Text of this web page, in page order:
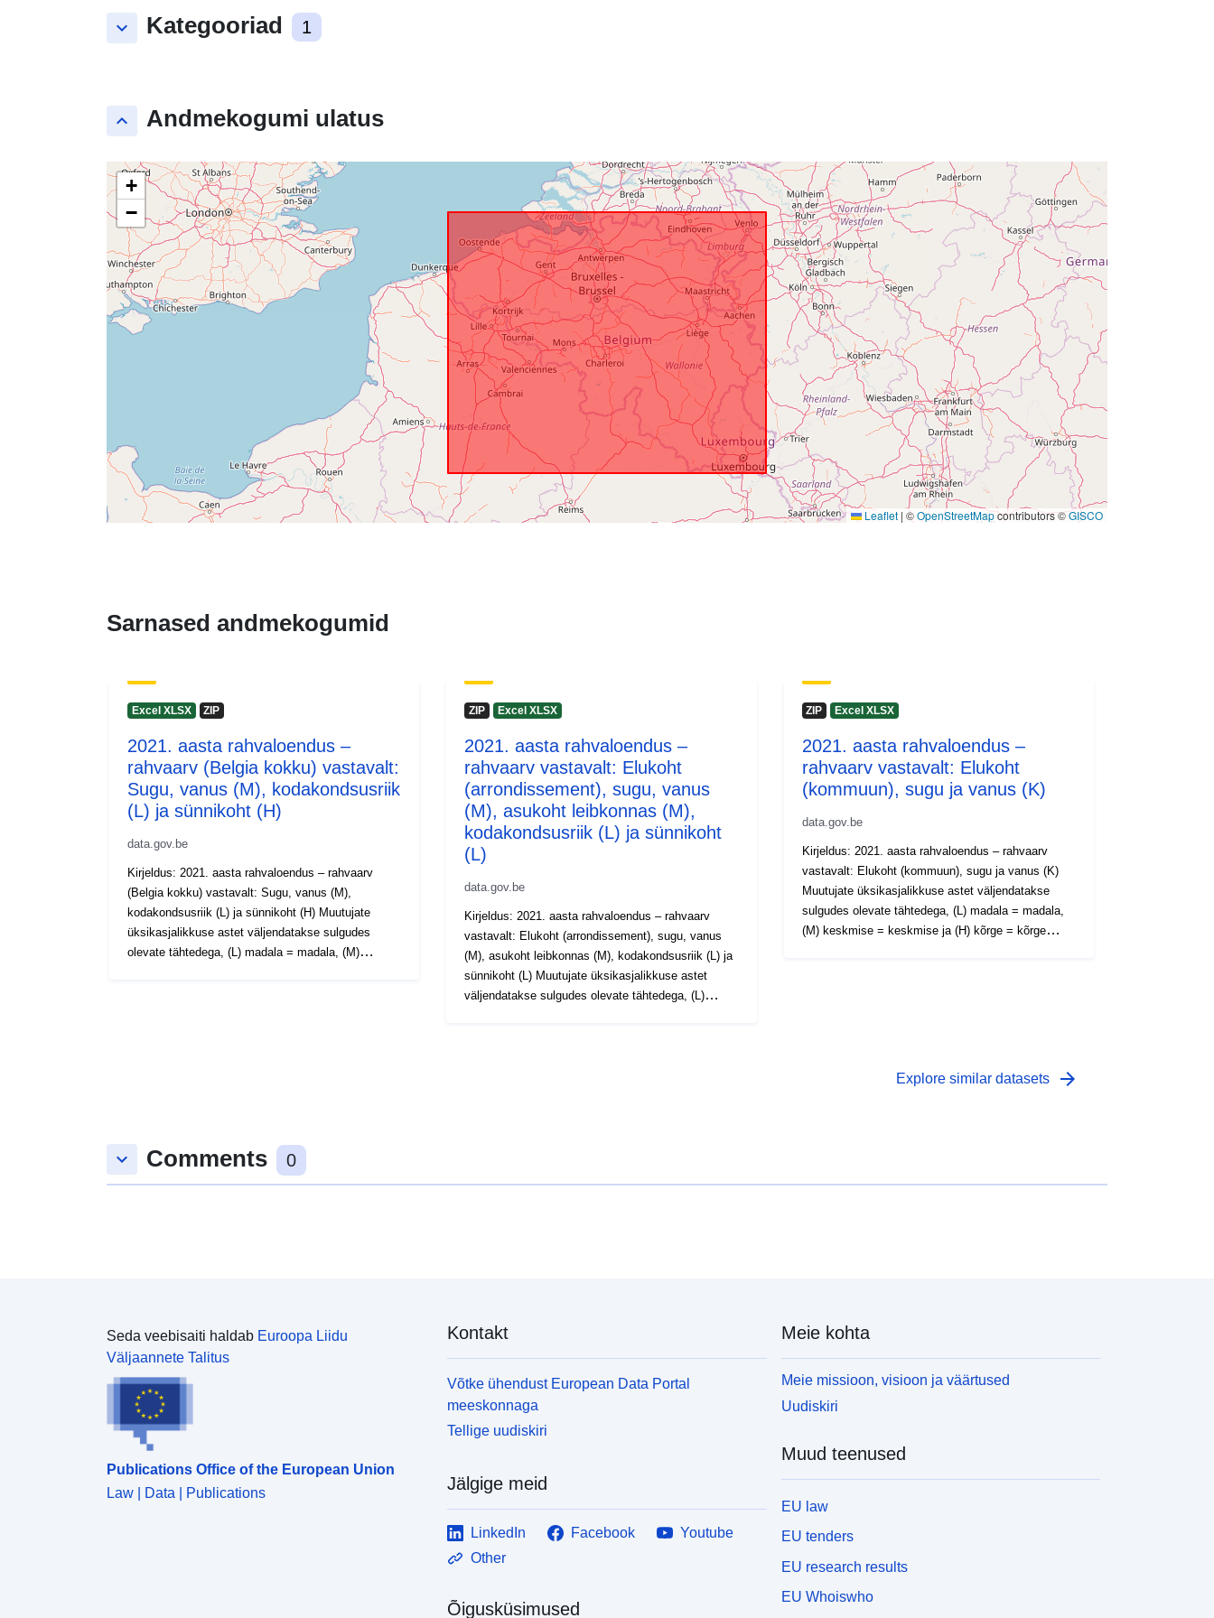
keyboard_arrow_down Kategooriad 1
keyboard_arrow_up Andmekogumi ulatus
+
−
Leaflet | ©OpenStreetMapcontributors ©GISCO
01 January 2021
- 31 December 2021
Sarnased andmekogumid
Excel XLSX ZIP
2021. aasta rahvaloendus –
rahvaarv (Belgia kokku) vastavalt:
Sugu, vanus (M), kodakondsusriik
(L) ja sünnikoht (H)
data.gov.be
Kirjeldus: 2021. aasta rahvaloendus – rahvaarv
(Belgia kokku) vastavalt: Sugu, vanus (M),
kodakondsusriik (L) ja sünnikoht (H) Muutujate
üksikasjalikkuse astet väljendatakse sulgudes
olevate tähtedega, (L) madala = madala, (M)
ZIP Excel XLSX
2021. aasta rahvaloendus –
rahvaarv vastavalt: Elukoht
(arrondissement), sugu, vanus
(M), asukoht leibkonnas (M),
kodakondsusriik (L) ja sünnikoht
(L)
data.gov.be
Kirjeldus: 2021. aasta rahvaloendus – rahvaarv
vastavalt: Elukoht (arrondissement), sugu, vanus
(M), asukoht leibkonnas (M), kodakondsusriik (L) ja
sünnikoht (L) Muutujate üksikasjalikkuse astet
väljendatakse sulgudes olevate tähtedega, (L)
ZIP Excel XLSX
2021. aasta rahvaloendus –
rahvaarv vastavalt: Elukoht
(kommuun), sugu ja vanus (K)
data.gov.be
Kirjeldus: 2021. aasta rahvaloendus – rahvaarv
vastavalt: Elukoht (kommuun), sugu ja vanus (K)
Muutujate üksikasjalikkuse astet väljendatakse
sulgudes olevate tähtedega, (L) madala = madala,
(M) keskmise = keskmise ja (H) kõrge = kõrge
Explore similar datasets arrow_forward
keyboard_arrow_down Comments 0
Seda veebisaiti haldab Euroopa Liidu
Väljaannete Talitus
Publications Office of the European Union
Law | Data | Publications
Kontakt
Võtke ühendust European Data Portal
meeskonnaga
Tellige uudiskiri
Jälgige meid
LinkedIn Facebook
Youtube
Other
Õigusküsimused
Meie kohta
Meie missioon, visioon ja väärtused
Uudiskiri
Muud teenused
EU law
EU tenders
EU research results
EU Whoiswho